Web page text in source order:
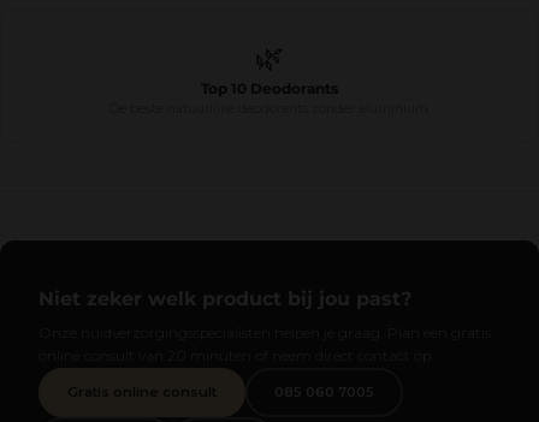
🌿
Top 10 Deodorants
Niet zeker welk product bij jou past?
Gratis online consult 085 060 7005